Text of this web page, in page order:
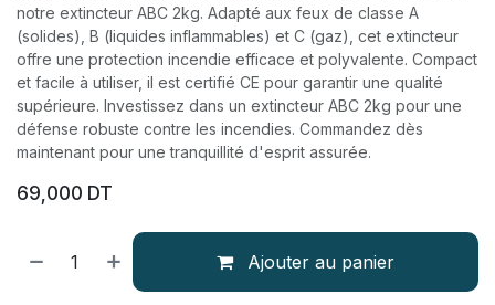
notre extincteur ABC 2kg. Adapté aux feux de classe A
(solides), B (liquides inflammables) et C (gaz), cet extincteur
offre une protection incendie efficace et polyvalente. Compact
et facile à utiliser, il est certifié CE pour garantir une qualité
supérieure. Investissez dans un extincteur ABC 2kg pour une
défense robuste contre les incendies. Commandez dès
maintenant pour une tranquillité d'esprit assurée.
69,000 DT
Ajouter au panier